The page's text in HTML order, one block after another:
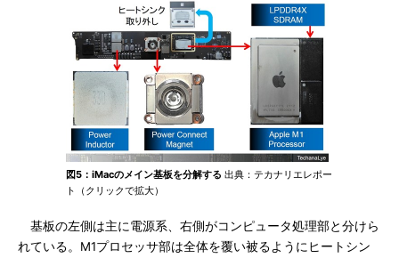
図5：iMacのメイン基板を分解する 出典：テカナリエレポー
ト（クリックで拡大）
基板の左側は主に電源系、右側がコンピュータ処理部と分けら
れている。M1プロセッサ部は全体を覆い被るようにヒートシン